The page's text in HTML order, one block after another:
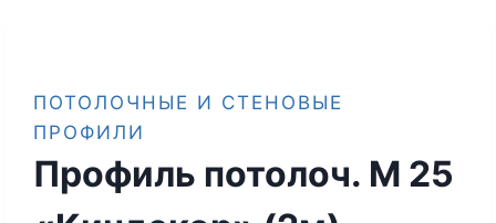
ПОТОЛОЧНЫЕ И СТЕНОВЫЕ
ПРОФИЛИ
Профиль потолоч. М 25